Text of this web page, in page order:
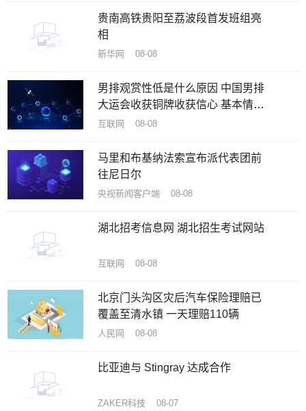
贵南高铁贵阳至荔波段首发班组亮
相
新华网 08-08
男排观赏性低是什么原因 中国男排
大运会收获铜牌收获信心 基本情况
讲解
互联网 08-08
马里和布基纳法索宣布派代表团前
往尼日尔
央视新闻客户端 08-08
湖北招考信息网 湖北招生考试网站
互联网 08-08
北京门头沟区灾后汽车保险理赔已
覆盖至清水镇 一天理赔110辆
人民网 08-08
比亚迪与 Stingray 达成合作
ZAKER科技 08-07